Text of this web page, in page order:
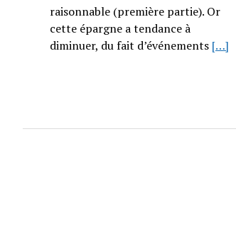
raisonnable (première partie). Or
cette épargne a tendance à
diminuer, du fait d’événements […]